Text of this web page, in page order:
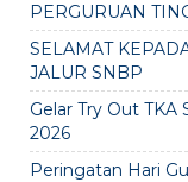
PERGURUAN
SELAMAT
JALUR SNBP
Gelar Try Out TKA
2026
Peringatan Hari